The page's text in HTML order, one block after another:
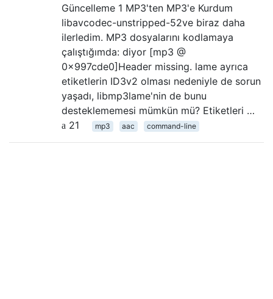
Güncelleme 1 MP3'ten MP3'e Kurdum
libavcodec-unstripped-52ve biraz daha
ilerledim. MP3 dosyalarını kodlamaya
çalıştığımda: diyor [mp3 @
0x997cde0]Header missing. lame ayrıca
etiketlerin ID3v2 olması nedeniyle de sorun
yaşadı, libmp3lame'nin de bunu
desteklememesi mümkün mü? Etiketleri …
21
mp3 aac command-line